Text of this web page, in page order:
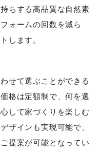
ちする高品質な自然素
ォームの回数を減ら
します。
せて選ぶことができる
格は定額制で、何を選
して家づくりを楽しむ
ザインも実現可能で、
提案が可能となってい